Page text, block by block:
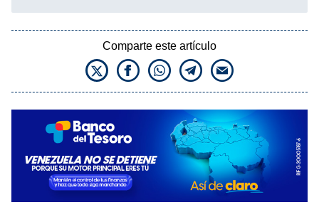
Comparte este artículo